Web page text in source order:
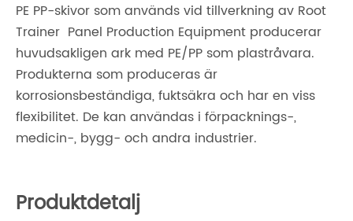
PE PP-skivor som används vid tillverkning av Root
Trainer Panel Production Equipment producerar
huvudsakligen ark med PE/PP som plastråvara.
Produkterna som produceras är
korrosionsbeständiga, fuktsäkra och har en viss
flexibilitet. De kan användas i förpacknings-,
medicin-, bygg- och andra industrier.
Produktdetalj